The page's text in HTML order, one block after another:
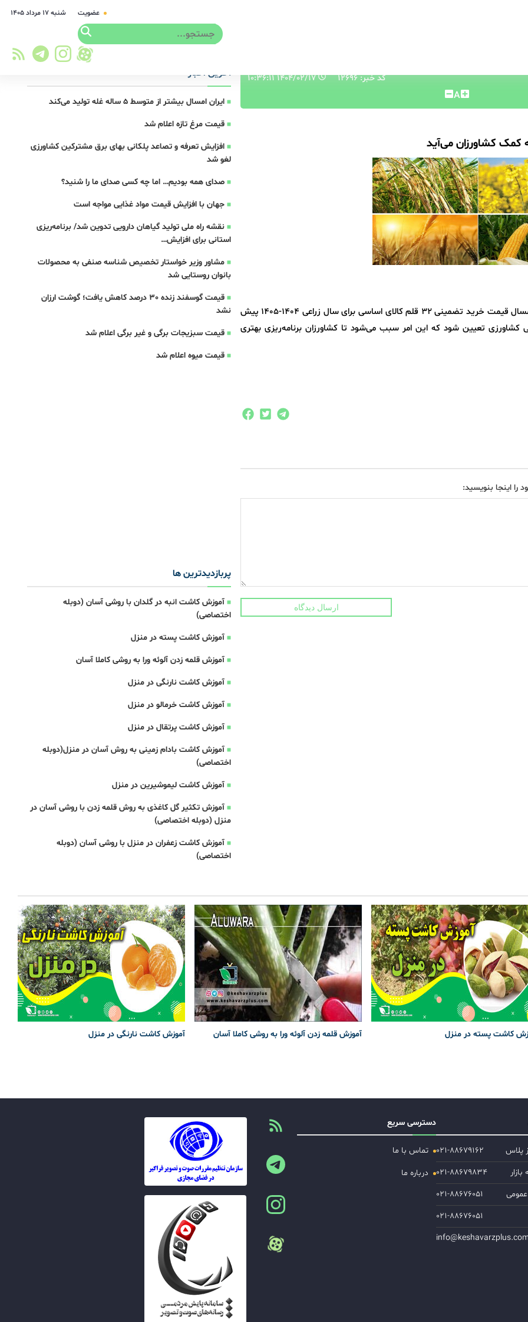
عضویت شنبه ۱۷ مرداد ۱۴۰۵
کد خبر: 12696 ۱۴۰۴/۰۲/۱۷ ۱۰:۳۶:۱۱
A
کمک کشاورزان می‌آید
براساس سیاست وزارت جهاد کشاورزی قرار است امسال قیمت خرید تضمینی ۳۲ قلم کالای اساسی برای سال زراعی ۱۴۰۴-۱۴۰۵ پیش
تعیین شود که این امر سبب می‌شود تا کشاورزان برنامه‌ریزی بهتری
را اینجا بنویسید:
ارسال دیدگاه
آخرین اخبار
ایران امسال بیشتر از متوسط 5 ساله غله تولید می‌کند
قیمت مرغ تازه اعلام شد
افزایش تعرفه و تصاعد پلکانی بهای برق مشترکین کشاورزی
لغو شد
صدای همه بودیم… اما چه کسی صدای ما را شنید؟
جهان با افزایش قیمت مواد غذایی مواجه است
نقشه راه ملی تولید گیاهان دارویی تدوین شد/ برنامه‌ریزی
استانی برای افزایش…
مشاور وزیر خواستار تخصیص شناسه صنفی به محصولات
بانوان روستایی شد
قیمت گوسفند زنده 30 درصد کاهش یافت؛ گوشت ارزان
نشد
قیمت سبزیجات برگی و غیر برگی اعلام شد
قیمت میوه اعلام شد
پربازدیدترین ها
آموزش کاشت انبه در گلدان با روشی آسان (دوبله
اختصاصی)
آموزش کاشت پسته در منزل
آموزش قلمه زدن آلوئه ورا به روشی کاملا آسان
آموزش کاشت نارنگی در منزل
آموزش کاشت خرمالو در منزل
آموزش کاشت پرتقال در منزل
آموزش کاشت بادام زمینی به روش آسان در منزل(دوبله
اختصاصی)
آموزش کاشت لیموشیرین در منزل
آموزش تکثیر گل کاغذی به روش قلمه زدن با روشی آسان در
منزل (دوبله اختصاصی)
آموزش کاشت زعفران در منزل با روشی آسان (دوبله
اختصاصی)
کاشت پسته در منزل آموزش قلمه زدن آلوئه ورا به روشی کاملا آسان آموزش کاشت نارنگی در منزل
پلاس
۰۲۱-۸۸۶۷۹۱۶۲
۰۲۱-۸۸۶۷۹۸۳۴
۰۲۱-۸۸۶۷۶۰۵۱
۰۲۱-۸۸۶۷۶۰۵۱
دسترسی سریع
تماس با ما
درباره ما